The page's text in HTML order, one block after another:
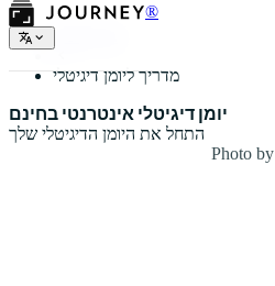
®
סוגי יומנים
מדריך ליומן דיגיטלי
יומן דיגיטלי אינטרנטי בחינם
התחל את היומן הדיגיטלי שלך
Photo by